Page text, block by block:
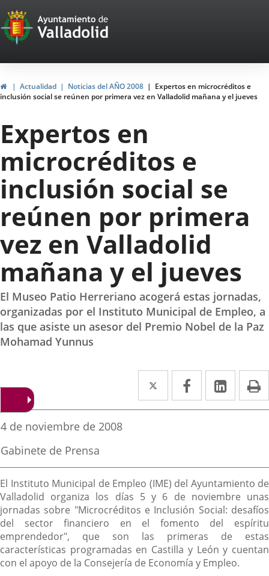
Portal
Web
del
Ayuntamiento
de
Valladolid
InicioActualidad Noticias del AÑO 2008
Expertos en microcréditos e
inclusión social se reúnen por primera vez en Valladolid mañana y el jueves
Expertos en
microcréditos e
inclusión social se
reúnen por primera
vez en Valladolid
mañana y el jueves
El Museo Patio Herreriano acogerá estas jornadas,
organizadas por el Instituto Municipal de Empleo, a
las que asiste un asesor del Premio Nobel de la Paz
Mohamad Yunnus
Twitter
Enlace
a
externa.
Facebook
Enlace
a
externa.
Enlace
a
Fecha
la
noticia
4 de noviembre de 2008
Fuente
la
noticia
Gabinete de Prensa
Descripción
El Instituto Municipal de Empleo (IME) del Ayuntamiento de
Valladolid organiza los días 5 y 6 de noviembre unas
jornadas sobre "Microcréditos e Inclusión Social: desafíos
del sector financiero en el fomento del espíritu
emprendedor", que son las primeras de estas
características programadas en Castilla y León y cuentan
con el apoyo de la Consejería de Economía y Empleo.